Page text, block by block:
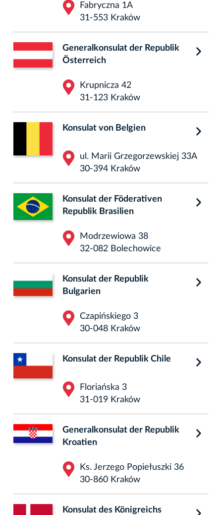
Fabryczna 1A
31-553 Kraków
Generalkonsulat der Republik
Österreich
Krupnicza 42
31-123 Kraków
Konsulat von Belgien
ul. Marii Grzegorzewskiej 33A
30-394 Kraków
Konsulat der Föderativen
Republik Brasilien
Modrzewiowa 38
32-082 Bolechowice
Konsulat der Republik
Bulgarien
Czapińskiego 3
30-048 Kraków
Konsulat der Republik Chile
Floriańska 3
31-019 Kraków
Generalkonsulat der Republik
Kroatien
Ks. Jerzego Popiełuszki 36
30-860 Kraków
Konsulat des Königreichs